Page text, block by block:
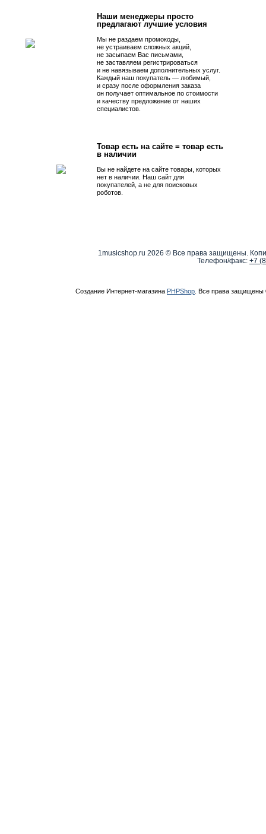
Наши менеджеры просто
предлагают лучшие условия
Мы не раздаем промокоды,
не устраиваем сложных акций,
не засыпаем Вас письмами,
не заставляем регистрироваться
и не навязываем дополнительных услуг.
Каждый наш покупатель — любимый,
и сразу после оформления заказа
он получает оптимальное по стоимости
и качеству предложение от наших
специалистов.
Товар есть на сайте = товар есть
в наличии
Вы не найдете на сайте товары, которых
нет в наличии. Наш сайт для
покупателей, а не для поисковых
роботов.
1musicshop.ru 2026 © Все права защищены.
Телефон/факс: +7
Создание Интернет-магазина PHPShop . Все права защищены